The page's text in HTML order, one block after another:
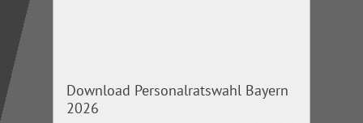
Download Personalratswahl Bayern
2026